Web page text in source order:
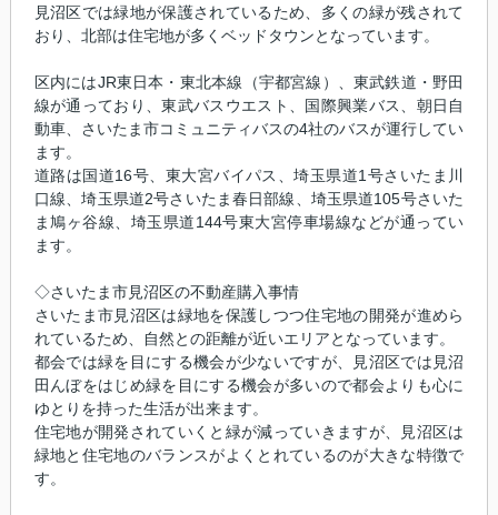
見沼区では緑地が保護されているため、多くの緑が残されて
おり、北部は住宅地が多くベッドタウンとなっています。
区内にはJR東日本・東北本線（宇都宮線）、東武鉄道・野田
線が通っており、東武バスウエスト、国際興業バス、朝日自
動車、さいたま市コミュニティバスの4社のバスが運行してい
ます。
道路は国道16号、東大宮バイパス、埼玉県道1号さいたま川
口線、埼玉県道2号さいたま春日部線、埼玉県道105号さいた
ま鳩ヶ谷線、埼玉県道144号東大宮停車場線などが通ってい
ます。
◇さいたま市見沼区の不動産購入事情
さいたま市見沼区は緑地を保護しつつ住宅地の開発が進めら
れているため、自然との距離が近いエリアとなっています。
都会では緑を目にする機会が少ないですが、見沼区では見沼
田んぼをはじめ緑を目にする機会が多いので都会よりも心に
ゆとりを持った生活が出来ます。
住宅地が開発されていくと緑が減っていきますが、見沼区は
緑地と住宅地のバランスがよくとれているのが大きな特徴で
す。